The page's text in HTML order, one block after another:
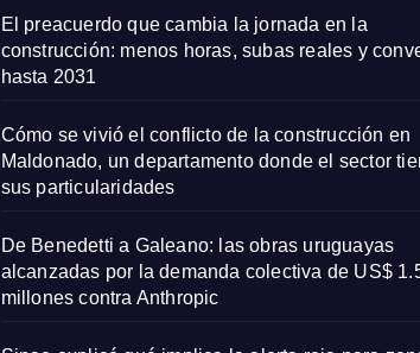
El preacuerdo que cambia la jornada en la
construcción: menos horas, subas reales y
hasta 2031
Cómo se vivió el conflicto de la construcción en
Maldonado, un departamento donde el sector
sus particularidades
De Benedetti a Galeano: las obras uruguayas
alcanzadas por la demanda colectiva de US$
millones contra Anthropic